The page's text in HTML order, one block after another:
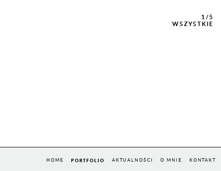
HOME PORTFOLIO AKTUALNOŚCI O MNIE KONTAKT
1/5
WSZYSTKIE